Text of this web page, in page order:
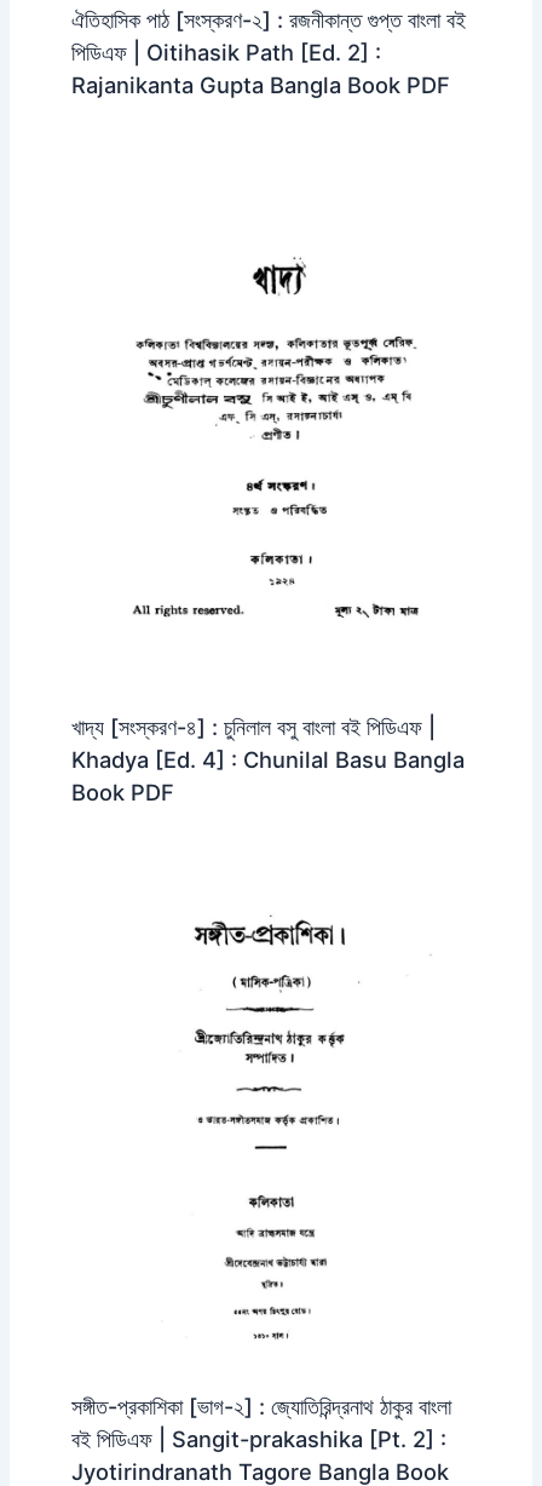
ঐতিহাসিক পাঠ [সংস্করণ-২] : রজনীকান্ত গুপ্ত বাংলা বই
পিডিএফ | Oitihasik Path [Ed. 2] :
Rajanikanta Gupta Bangla Book PDF
খাদ্য [সংস্করণ-৪] : চুনিলাল বসু বাংলা বই পিডিএফ |
Khadya [Ed. 4] : Chunilal Basu Bangla
Book PDF
সঙ্গীত-প্রকাশিকা [ভাগ-২] : জ্যোতিরিন্দ্রনাথ ঠাকুর বাংলা
বই পিডিএফ | Sangit-prakashika [Pt. 2] :
Jyotirindranath Tagore Bangla Book